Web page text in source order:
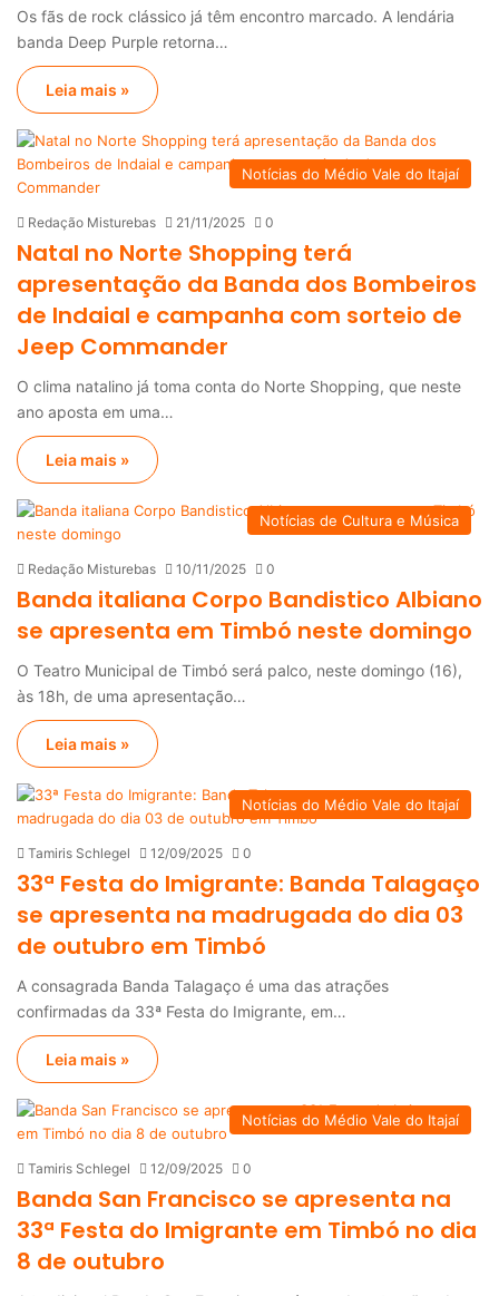
Os fãs de rock clássico já têm encontro marcado. A lendária
banda Deep Purple retorna…
Leia mais »
Notícias do Médio Vale do Itajaí
Redação Misturebas 21/11/2025 0
Natal no Norte Shopping terá
apresentação da Banda dos Bombeiros
de Indaial e campanha com sorteio de
Jeep Commander
O clima natalino já toma conta do Norte Shopping, que neste
ano aposta em uma…
Leia mais »
Notícias de Cultura e Música
Redação Misturebas 10/11/2025 0
Banda italiana Corpo Bandistico Albiano
se apresenta em Timbó neste domingo
O Teatro Municipal de Timbó será palco, neste domingo (16),
às 18h, de uma apresentação…
Leia mais »
Notícias do Médio Vale do Itajaí
Tamiris Schlegel 12/09/2025 0
33ª Festa do Imigrante: Banda Talagaço
se apresenta na madrugada do dia 03
de outubro em Timbó
A consagrada Banda Talagaço é uma das atrações
confirmadas da 33ª Festa do Imigrante, em…
Leia mais »
Notícias do Médio Vale do Itajaí
Tamiris Schlegel 12/09/2025 0
Banda San Francisco se apresenta na
33ª Festa do Imigrante em Timbó no dia
8 de outubro